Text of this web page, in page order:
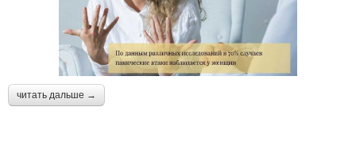
читать дальше →